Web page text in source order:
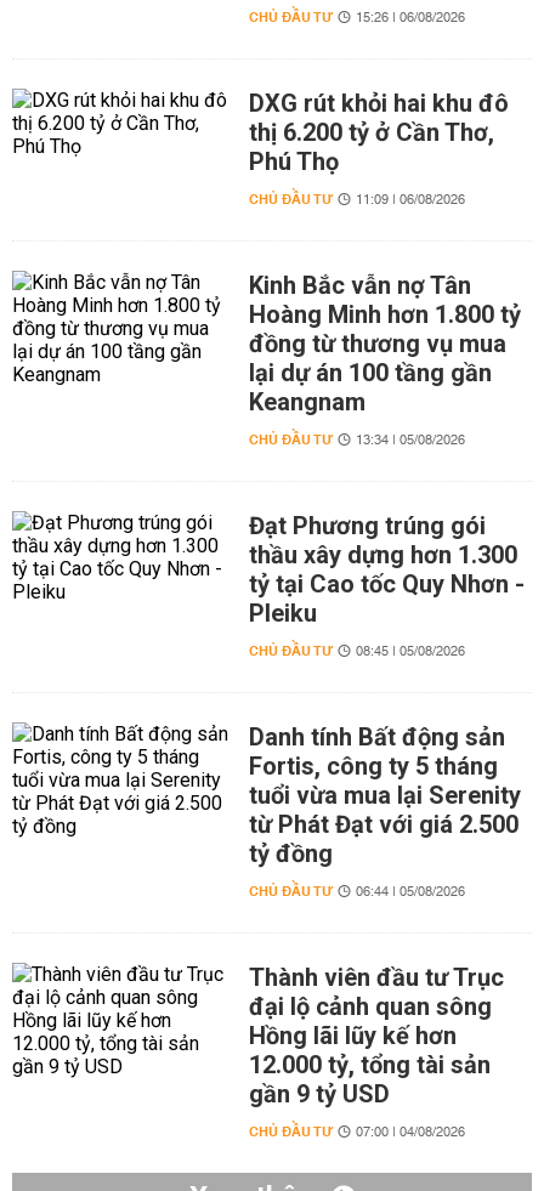
CHỦ ĐẦU TƯ 15:26 | 06/08/2026
DXG rút khỏi hai khu đô
thị 6.200 tỷ ở Cần Thơ,
Phú Thọ
CHỦ ĐẦU TƯ 11:09 | 06/08/2026
Kinh Bắc vẫn nợ Tân
Hoàng Minh hơn 1.800 tỷ
đồng từ thương vụ mua
lại dự án 100 tầng gần
Keangnam
CHỦ ĐẦU TƯ 13:34 | 05/08/2026
Đạt Phương trúng gói
thầu xây dựng hơn 1.300
tỷ tại Cao tốc Quy Nhơn -
Pleiku
CHỦ ĐẦU TƯ 08:45 | 05/08/2026
Danh tính Bất động sản
Fortis, công ty 5 tháng
tuổi vừa mua lại Serenity
từ Phát Đạt với giá 2.500
tỷ đồng
CHỦ ĐẦU TƯ 06:44 | 05/08/2026
Thành viên đầu tư Trục
đại lộ cảnh quan sông
Hồng lãi lũy kế hơn
12.000 tỷ, tổng tài sản
gần 9 tỷ USD
CHỦ ĐẦU TƯ 07:00 | 04/08/2026